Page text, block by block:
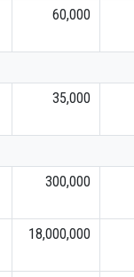
60,000
35,000
300,000
18,000,000